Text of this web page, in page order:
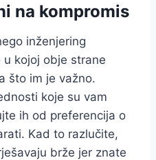
na kompromis
inženjering
kojoj obje strane
što im je važno.
koje su vam
ih od preferencija o
Kad to razlučite,
brže jer znate